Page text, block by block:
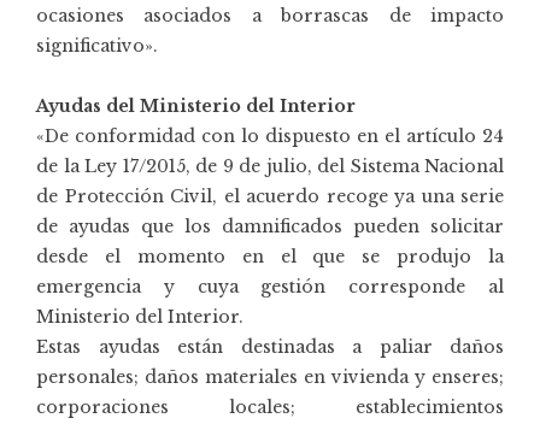
ocasiones asociados a borrascas de impacto
significativo».
Ayudas del Ministerio del Interior
«De conformidad con lo dispuesto en el artículo 24
de la Ley 17/2015, de 9 de julio, del Sistema Nacional
de Protección Civil, el acuerdo recoge ya una serie
de ayudas que los damnificados pueden solicitar
desde el momento en el que se produjo la
emergencia y cuya gestión corresponde al
Ministerio del Interior.
Estas ayudas están destinadas a paliar daños
personales; daños materiales en vivienda y enseres;
corporaciones locales; establecimientos